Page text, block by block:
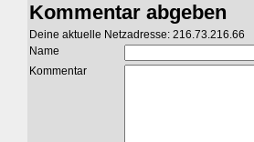
Kommentar abgeben
Deine aktuelle Netzadresse: 216.73.216.66
Name
Kommentar